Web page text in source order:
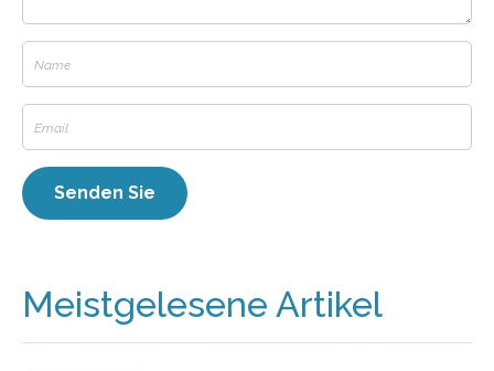
Meistgelesene Artikel